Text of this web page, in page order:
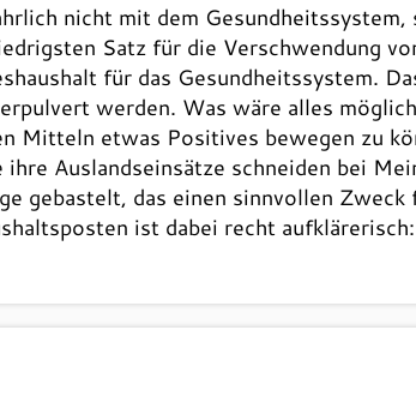
nicht mit dem
Satz für die Verschwendung
für das Gesundheitssystem.
werden. Was wäre alles
Mitteln etwas Positives bewegen zu
Auslandseinsätze schneiden bei
gebastelt, das einen sinnvollen
ist dabei recht